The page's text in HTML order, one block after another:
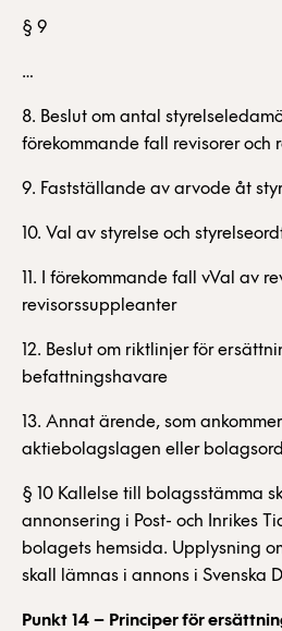
§ 9
…
8. Beslut om antal
förekommande fall revisorer och
9. Fastställande av arvode åt
10. Val av styrelse och
11. I förekommande fall vVal av
revisorssuppleanter
12. Beslut om riktlinjer för
befattningshavare
13. Annat ärende, som
aktiebolagslagen eller
§ 10 Kallelse till bolagsstämma
annonsering i Post- och Inrikes
bolagets hemsida. Upplysning
skall lämnas i annons i Svenska
Punkt 14 – Principer för